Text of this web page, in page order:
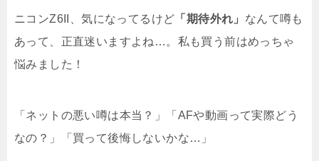
ニコンZ6II、気になってるけど 「期待外れ」 なんて噂も
あって、正直迷いますよね…。私も買う前はめっちゃ
悩みました！
「ネットの悪い噂は本当？」「AFや動画って実際どう
なの？」「買って後悔しないかな…」